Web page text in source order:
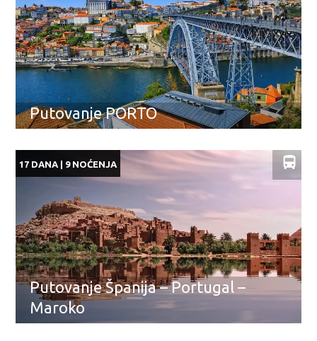
Putovanje PORTO
Putovanje Španija – Portugal –
Maroko
17 DANA | 9 NOĆENJA